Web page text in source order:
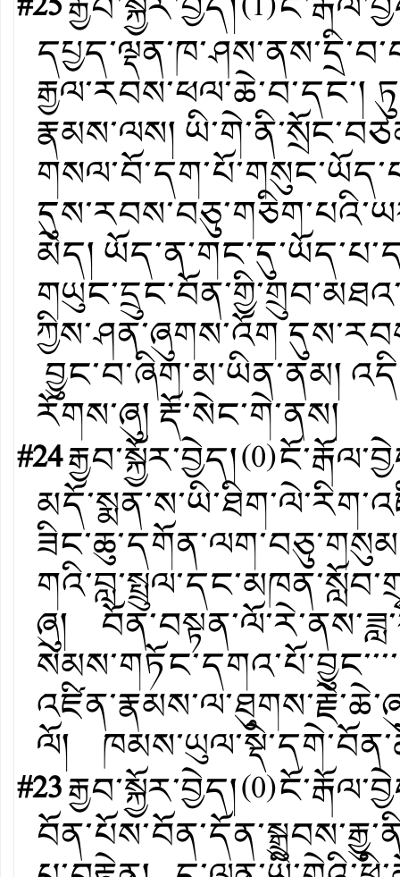
རྣམས་ལས།
མེད།
ཀྱིས་ཤན་ཞུགས་འོག
བྱུང་བ་ཞིག་མ་ཡིན་ནམ།
རོགས་ཞུ། རྡོ་སེང་གེ་ནས།
#24རྒྱབ་སྐྱོར་བྱེད།(0)
ཞུ།
ལོ།
#23རྒྱབ་སྐྱོར་བྱེད།(0)